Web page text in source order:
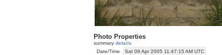
Photo Properties
summary details
Date/Time
Sat 09 Apr 2005 11:47:15 AM UTC